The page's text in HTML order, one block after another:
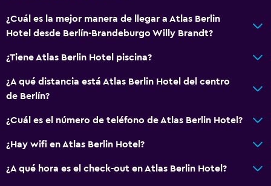
¿Cuál es la mejor manera de llegar a Atlas Berlin
Hotel desde Berlín-Brandeburgo Willy Brandt?
¿Tiene Atlas Berlin Hotel piscina?
¿A qué distancia está Atlas Berlin Hotel del centro
de Berlín?
¿Cuál es el número de teléfono de Atlas Berlin Hotel?
¿Hay wifi en Atlas Berlin Hotel?
¿A qué hora es el check-out en Atlas Berlin Hotel?